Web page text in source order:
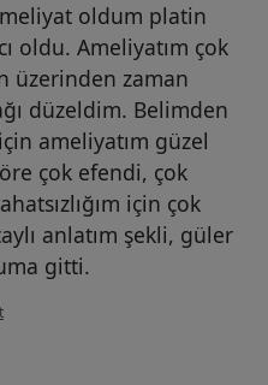
oldum platin
oldu. Ameliyatım çok
üzerinden zaman
düzeldim. Belimden
ameliyatım güzel
çok efendi, çok
için çok
anlatım şekli, güler
gitti.
göre m.....